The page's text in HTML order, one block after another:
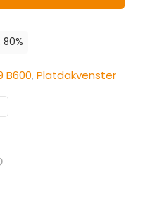
B600,Platdakvenster
80%